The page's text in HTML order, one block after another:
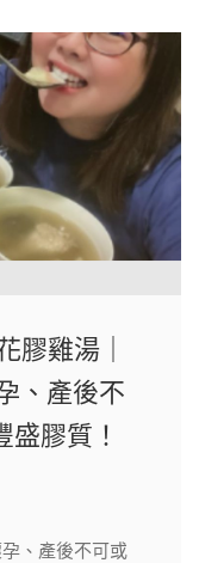
膠雞湯｜
、產後不
膠質！
、產後不可或